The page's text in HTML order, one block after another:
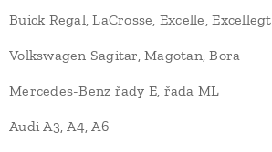
Buick Regal, LaCrosse, Excelle, Excellegt
Volkswagen Sagitar, Magotan, Bora
Mercedes-Benz řady E, řada ML
Audi A3, A4, A6